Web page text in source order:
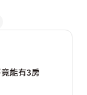
琇天使總監隔
櫃，廚房門口
除了電視機櫃
能有3房